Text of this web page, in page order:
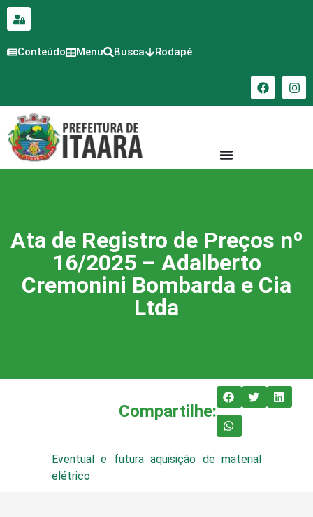
conteúdo
Conteúdo Menu Busca Rodapé
Ata de Registro de Preços nº
16/2025 – Adalberto
Cremonini Bombarda e Cia
Ltda
Compartilhe:
Eventual e futura aquisição de material
elétrico